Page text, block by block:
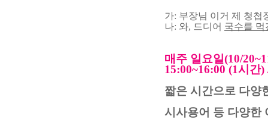
가: 부장님 이거 제 청첩
나: 와, 드디어 국수를 먹
매주 일요일(10/
15:00~16:00 (1시간
짧은 시간으로 다양
시사용어 등 다양한